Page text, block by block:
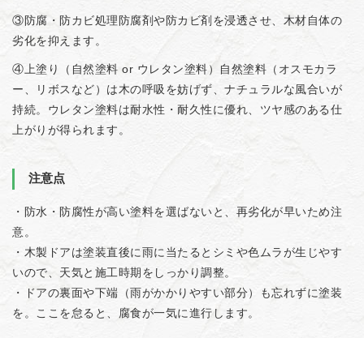
③防腐・防カビ処理防腐剤や防カビ剤を浸透させ、木材自体の
劣化を抑えます。
④上塗り（自然塗料 or ウレタン塗料）自然塗料（オスモカラ
ー、リボスなど）は木の呼吸を妨げず、ナチュラルな風合いが
持続。ウレタン塗料は耐水性・耐久性に優れ、ツヤ感のある仕
上がりが得られます。
注意点
・防水・防腐性が高い塗料を選ばないと、再劣化が早いため注
意。
・木製ドアは塗装直後に雨に当たるとシミや色ムラが生じやす
いので、天気と施工時期をしっかり調整。
・ドアの裏面や下端（雨がかかりやすい部分）も忘れずに塗装
を。ここを怠ると、腐食が一気に進行します。